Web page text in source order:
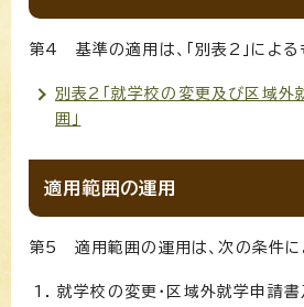
第4 基準の適用は、「別表2」による
別表2「就学校の変更及び区域外
囲」
適用範囲の運用
第5 適用範囲の運用は、次の条件に
就学校の変更・区域外就学申請